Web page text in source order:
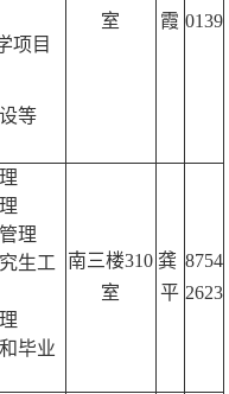
项目
等
室
霞 0139
理
生工
毕业
南三楼310
室
龚
平
8754
2623